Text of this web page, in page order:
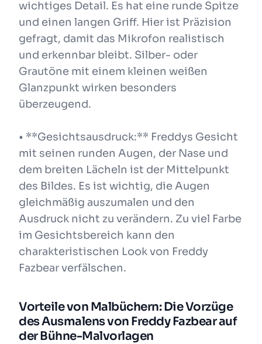
wichtiges Detail. Es hat eine runde Spitze
und einen langen Griff. Hier ist Präzision
gefragt, damit das Mikrofon realistisch
und erkennbar bleibt. Silber- oder
Grautöne mit einem kleinen weißen
Glanzpunkt wirken besonders
überzeugend.
• **Gesichtsausdruck:** Freddys Gesicht
mit seinen runden Augen, der Nase und
dem breiten Lächeln ist der Mittelpunkt
des Bildes. Es ist wichtig, die Augen
gleichmäßig auszumalen und den
Ausdruck nicht zu verändern. Zu viel Farbe
im Gesichtsbereich kann den
charakteristischen Look von Freddy
Fazbear verfälschen.
Vorteile von Malbüchern: Die Vorzüge
des Ausmalens von Freddy Fazbear auf
der Bühne-Malvorlagen